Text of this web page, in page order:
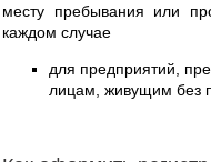
месту пребывания или
каждом случае
для предприятий,
лицам, живущим без